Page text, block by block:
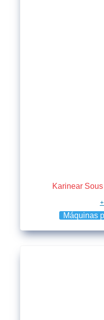
Karinear
Máquinas